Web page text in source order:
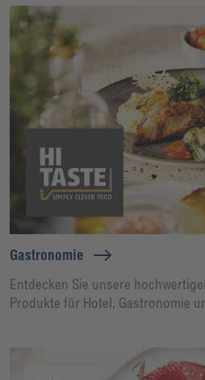
Gastronomie
Entdecken Sie unsere
Produkte für Hotel, Gastronomie